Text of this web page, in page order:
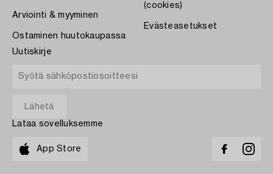
Arviointi & myyminen
Ostaminen huutokaupassa
(cookies)
Evästeasetukset
Uutiskirje
Lataa sovelluksemme
App Store